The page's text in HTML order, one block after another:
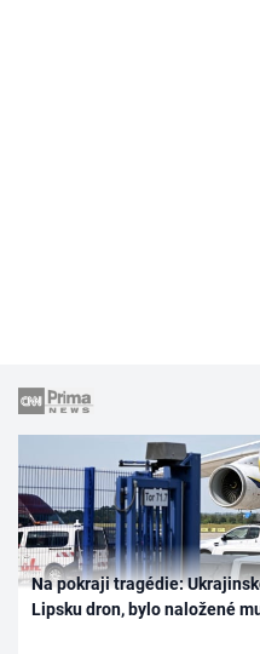
Na pokraji tragédie:
Lipsku dron, bylo naložené